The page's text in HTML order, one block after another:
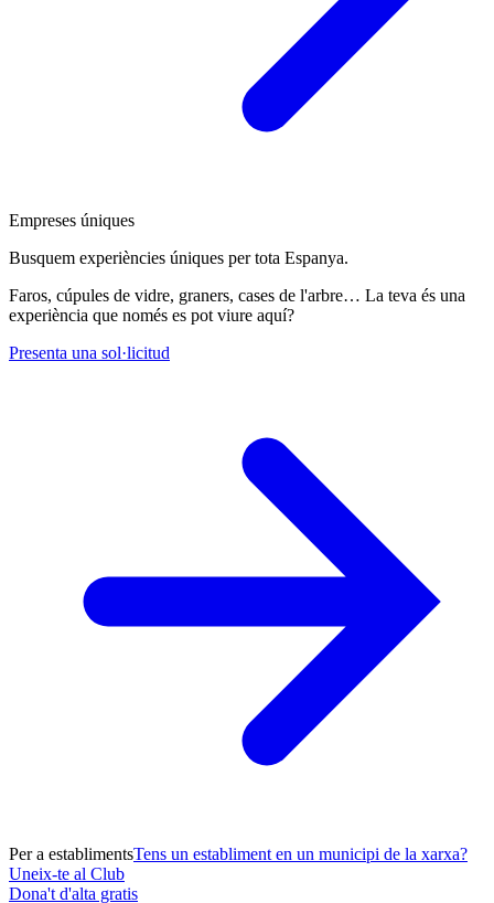
Empreses úniques
Busquem experiències úniques per tota Espanya.
Faros, cúpules de vidre, graners, cases de l'arbre… La teva és una
experiència que només es pot viure aquí?
Presenta una sol·licitud
Per a establimentsTens un establiment en un municipi de la xarxa?
Uneix-te al Club
Dona't d'alta gratis